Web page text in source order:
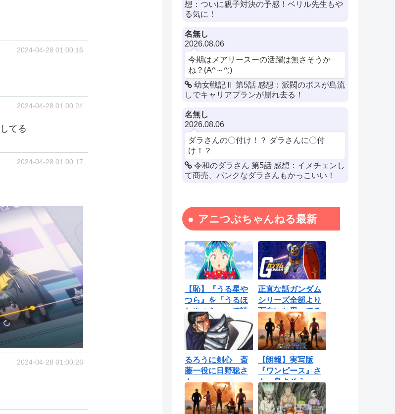
2024-04-28 01:00:16
2024-04-28 01:00:24
てる
2024-04-28 01:00:17
2024-04-28 01:00:26
想：ついに親子対決の予感！ベリル先生もや
る気に！
名無し
2026.08.06
今期はメアリースーの活躍は無さそうか
ね？(⁠A^⁠～⁠^⁠;⁠)⁠
幼女戦記Ⅱ 第5話 感想：派閥のボスが島流
しでキャリアプランが崩れ去る！
名無し
2026.08.06
ダラさんの〇付け！？ ダラさんに〇付
け！？
令和のダラさん 第5話 感想：イメチェンし
て商売、パンクなダラさんもかっこいい！
アニつぶちゃんねる最新
【恥】『うる星や
つら』を「うるほ
しやつら」って読
んでたわ…勘...
正直な話ガンダム
シリーズ全部より
面白いと思ってる
ロボットアニ...
るろうに剣心 斎
藤一役に日野聡さ
ん
【朗報】実写版
『ワンピース』さ
ん、良さそう
【Netflix】